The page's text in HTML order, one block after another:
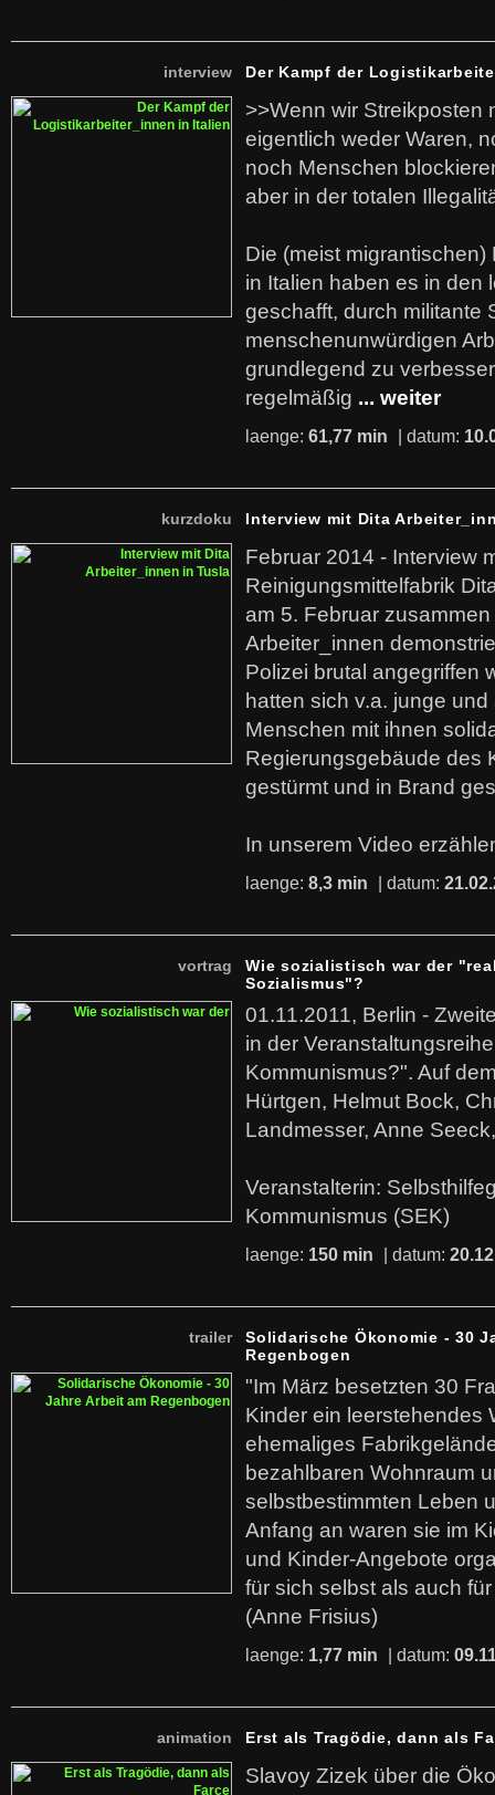
interview Der Kampf der
>>Wenn wir Streikposten
eigentlich weder Waren,
noch Menschen
aber in der totalen
Die (meist
in Italien haben es in den
geschafft, durch militante
menschenunwürdigen
grundlegend zu
regelmäßig ... weiter
laenge: 61,77 min | datum:
kurzdoku Interview mit Dita
Februar 2014 - Interview
Reinigungsmittelfabrik
am 5. Februar
Arbeiter_innen
Polizei brutal angegriffen
hatten sich v.a. junge
Menschen mit ihnen
Regierungsgebäude des
gestürmt und in Brand
In unserem Video
laenge: 8,3 min | datum:
vortrag
Wie sozialistisch war der
Sozialismus"?
01.11.2011, Berlin -
in der
Kommunismus?". Auf
Hürtgen, Helmut Bock,
Landmesser, Anne
Veranstalterin:
Kommunismus (SEK)
laenge: 150 min | datum:
trailer
Solidarische Ökonomie - 30
Regenbogen
"Im März besetzten 30
Kinder ein leerstehendes
ehemaliges
bezahlbaren Wohnraum
selbstbestimmten Leben
Anfang an waren sie im
und Kinder-Angebote
für sich selbst als auch
(Anne Frisius)
laenge: 1,77 min | datum:
animation Erst als Tragödie, dann als
Slavoy Zizek über die